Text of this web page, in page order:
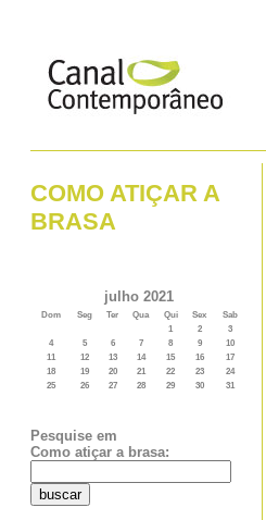
COMO ATIÇAR A
BRASA
julho 2021
Dom Seg Ter Qua Qui Sex
Sab
1
2
3
4
5 6 7 8 9
10
11
12 13 14 15 16
17
18
19 20 21 22 23
24
25
26 27 28 29 30 31
Pesquise em
Como atiçar a brasa: